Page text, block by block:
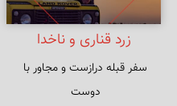
زرد قناری و ناخدا
سفر قبله درازست و مجاور با